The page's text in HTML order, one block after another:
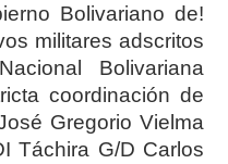
Bolivariano de!
militares adscritos
Bolivariana
coordinación de
Gregorio Vielma
Táchira G/D Carlos